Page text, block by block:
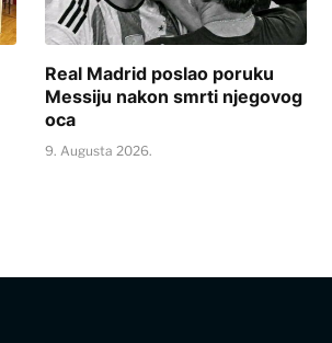
Real Madrid poslao poruku
Messiju nakon smrti njegovog
oca
9. Augusta 2026.